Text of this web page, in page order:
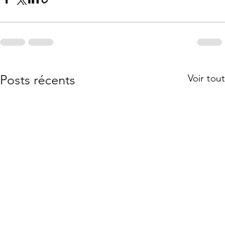
Posts récents Voir tout